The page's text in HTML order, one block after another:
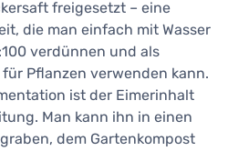
freigesetzt – eine
die man einfach mit Wasser
verdünnen und als
Pflanzen verwenden kann.
ist der Eimerinhalt
Man kann ihn in einen
dem Gartenkompost